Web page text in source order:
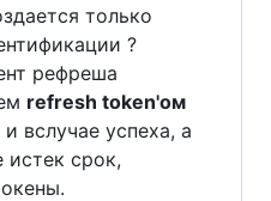
только
?
рефреша
refresh token'ом
вслучае успеха, а
истек срок,